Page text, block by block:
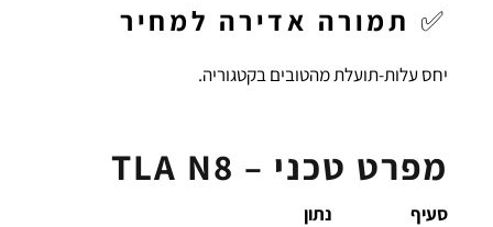
✅ תמורה אדירה למחיר
יחס עלות-תועלת מהטובים בקטגוריה.
מפרט טכני – TLA N8
סעיף
נתון